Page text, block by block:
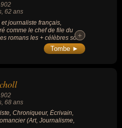
, 62 ans
journaliste français,
comme le chef de file du
romans les + célèbres sont
» (1876), « Nana » (1879) et
Il est l'un des
au cinéma et à la
années de sa vie
par son engagement dans
avec la publication en
le quotidien L'Aurore, de
J'accuse » qui lui a valu un
+
+
Tombe ►
, 68 ans
Chroniqueur, Écrivain,
(Art, Journalisme,